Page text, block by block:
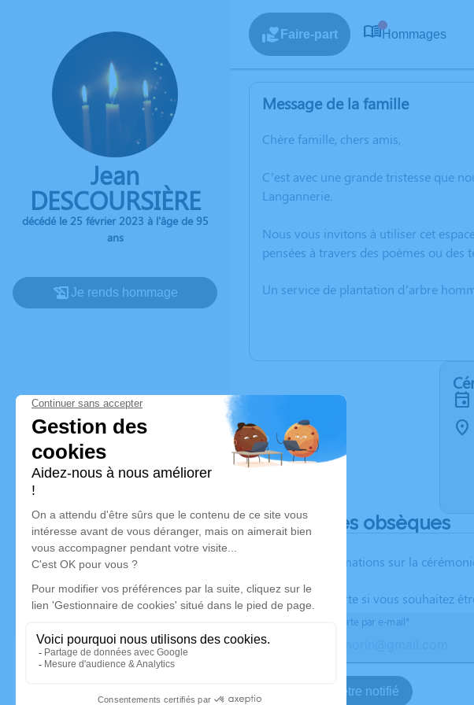
Jean
DESCOURSIÈRE
décédé le 25 février 2023 à l'âge de 95
ans
Je rends hommage
Faire-part Hommages
Message de la famille
Chère famille, chers amis,
C’est avec une grande tristesse que
Langannerie.
Nous vous invitons à utiliser cet
pensées à travers des poèmes ou des
Un service de plantation d’arbre
Déroulé des obsèques
Les informations sur la
Activez une alerte si vous souhaitez
Recevoir une alerte par e-mail*
Je veux être notifié